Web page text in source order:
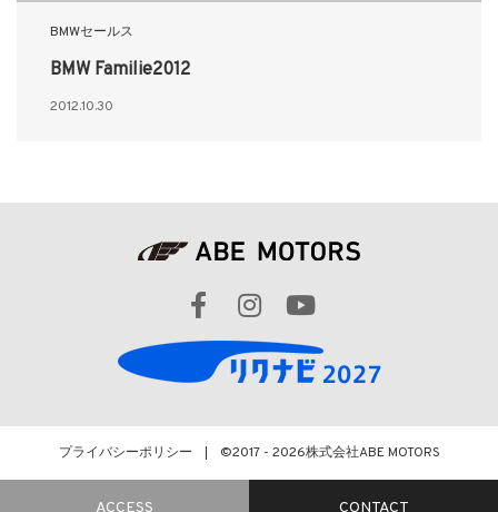
BMWセールス
BMW Familie2012
2012.10.30
プライバシーポリシー ©2017 - 2026株式会社ABE MOTORS
ACCESS CONTACT